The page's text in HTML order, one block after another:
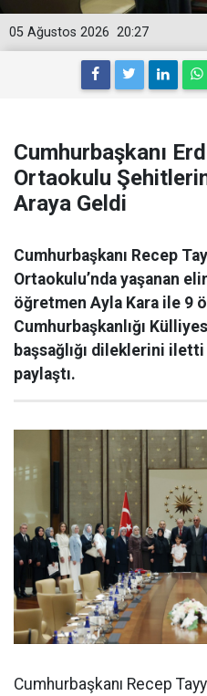
20:27
05 Ağustos 2026
Cumhurbaşkanı
Ortaokulu
Araya Geldi
Cumhurbaşkanı Recep
Ortaokulu’nda yaşanan
öğretmen Ayla Kara ile 9
Cumhurbaşkanlığı
başsağlığı dileklerini iletti
paylaştı.
Cumhurbaşkanı Recep